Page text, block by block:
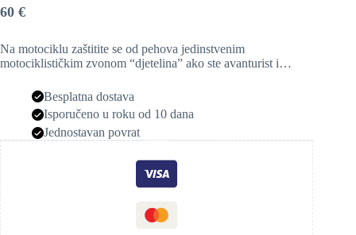
60 €
Na motociklu zaštitite se od pehova jedinstvenim
motociklističkim zvonom “djetelina” ako ste avanturist i…
Besplatna dostava
Isporučeno u roku od 10 dana
Jednostavan povrat